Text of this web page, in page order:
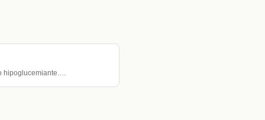
hipoglucemiante.…